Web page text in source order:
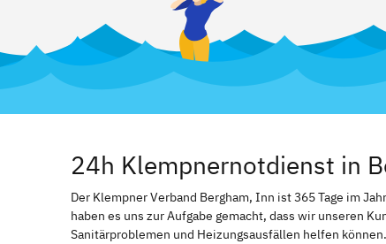
24h Klempnernotdienst in
Der Klempner Verband Bergham, Inn ist 365 Tage im
haben es uns zur Aufgabe gemacht, dass wir unseren
Sanitärproblemen und Heizungsausfällen helfen